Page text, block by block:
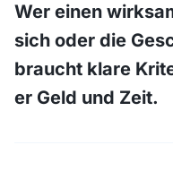
Wer einen
sich oder die
braucht klare
er Geld und Zeit.